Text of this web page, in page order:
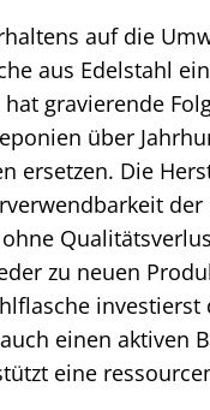
auf die
aus Edelstahl
gravierende
über
ersetzen. Die
zu neuen
einen aktiven
eine